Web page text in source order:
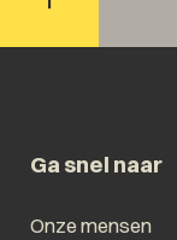
Ga snel naar
Onze mensen